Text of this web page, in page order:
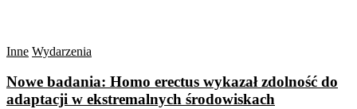
Inne Wydarzenia
Nowe badania: Homo erectus wykazał zdolność do
adaptacji w ekstremalnych środowiskach